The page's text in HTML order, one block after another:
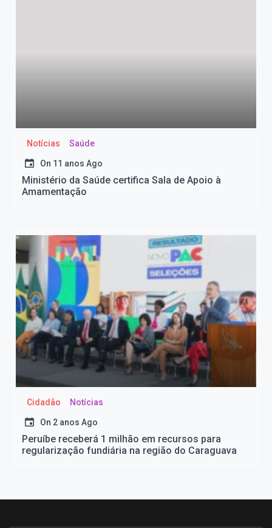
Notícias Saúde
On 11 anos Ago
Ministério da Saúde certifica Sala de Apoio à
Amamentação
Cidadão Notícias
On 2 anos Ago
Peruíbe receberá 1 milhão em recursos para
regularização fundiária na região do Caraguava